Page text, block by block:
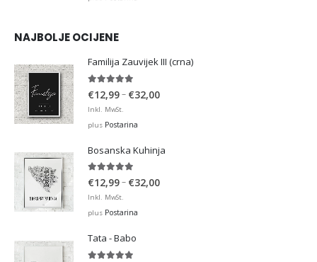
NAJBOLJE OCIJENE
Familija Zauvijek III (crna)
€12,99– €32,00Price
€32,00
Inkl. MwSt.
plus Postarina
Bosanska Kuhinja
5.00out of 5
€12,99– €32,00Price
Inkl. MwSt.
plus Postarina
Tata - Babo